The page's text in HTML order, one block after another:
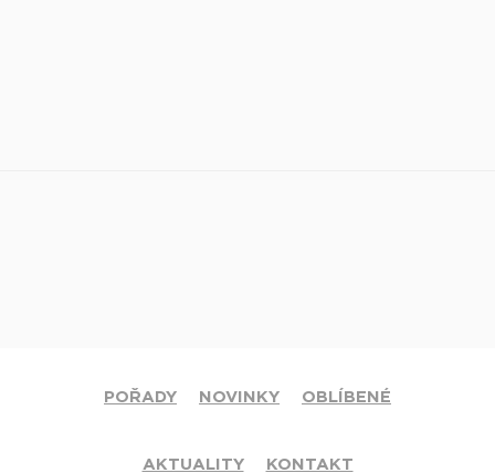
POŘADY NOVINKY OBLÍBENÉ
AKTUALITY KONTAKT